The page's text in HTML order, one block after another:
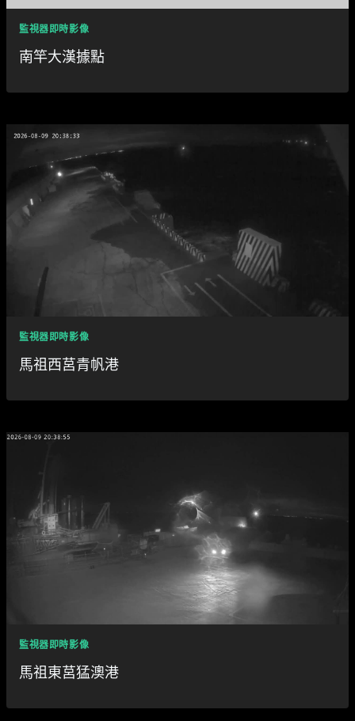
監視器即時影像
南竿大漢據點
監視器即時影像
馬祖西莒青帆港
監視器即時影像
馬祖東莒猛澳港